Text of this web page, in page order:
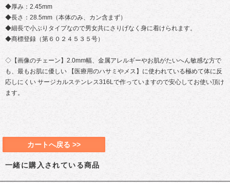
◆厚み：2.45mm
◆長さ：28.5mm（本体のみ、カン含まず）
◆細長で小ぶりタイプなので男女共にさりげなく身に着けられます。
◆商標登録（第６０２４５３５号）
◇【画像のチェーン】2.0mm幅、金属アレルギーやお肌がたいへん敏感な方で
も、最もお肌に優しい 【医療用のハサミやメス】に使われている極めて体に反
応しにくい サージカルステンレス316Lで作っていますので安心してお使い頂け
ます。
カートへ戻る >>
一緒に購入されている商品